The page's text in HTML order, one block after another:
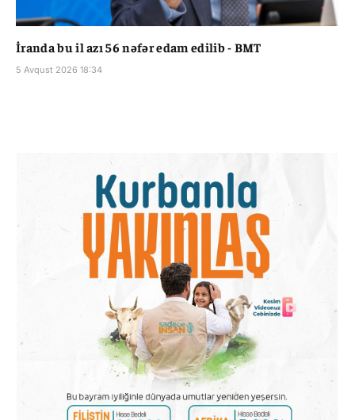
İranda bu il azı 56 nəfər edam edilib - BMT
5 Avqust 2026 18:34